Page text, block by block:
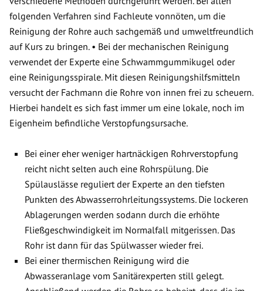
folgenden Verfahren sind Fachleute vonnöten, um die
Reinigung der Rohre auch sachgemäß und umweltfreundlich
auf Kurs zu bringen. • Bei der mechanischen Reinigung
verwendet der Experte eine Schwammgummikugel oder
eine Reinigungsspirale. Mit diesen Reinigungshilfsmitteln
versucht der Fachmann die Rohre von innen frei zu scheuern.
Hierbei handelt es sich fast immer um eine lokale, noch im
Eigenheim befindliche Verstopfungsursache.
Bei einer eher weniger hartnäckigen Rohrverstopfung
reicht nicht selten auch eine Rohrspülung. Die
Spülauslässe reguliert der Experte an den tiefsten
Punkten des Abwasserrohrleitungssystems. Die lockeren
Ablagerungen werden sodann durch die erhöhte
Fließgeschwindigkeit im Normalfall mitgerissen. Das
Rohr ist dann für das Spülwasser wieder frei.
Bei einer thermischen Reinigung wird die
Abwasseranlage vom Sanitärexperten still gelegt.